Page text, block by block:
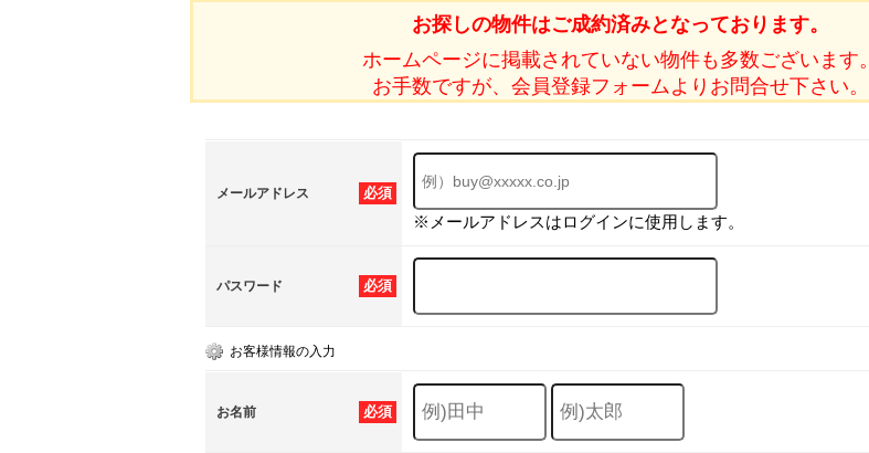
お探しの物件はご成約済みとなっております。
ホームページに掲載されていない物件も多数ございます。
お手数ですが、会員登録フォームよりお問合せ下さい。
必須
メールアドレス
※メールアドレスはログインに使用します。
必須
パスワード
お客様情報の入力
必須
お名前